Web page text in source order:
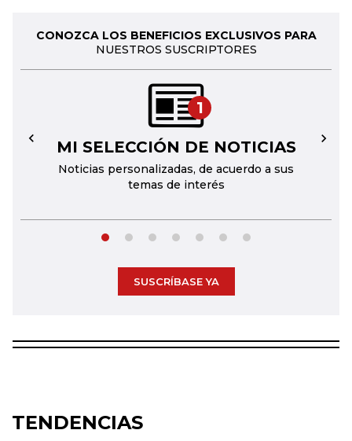
CONOZCA LOS BENEFICIOS EXCLUSIVOS PARA
NUESTROS SUSCRIPTORES
1
MI SELECCIÓN DE NOTICIAS
Noticias personalizadas, de acuerdo a sus
temas de interés
← →
SUSCRÍBASE YA
TENDENCIAS